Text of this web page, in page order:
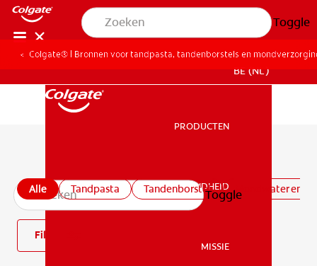
Toggle
MONDGEZONDHEID
BE (NL)
PRODUCTEN
MONDGEZONDHEID
MISSIE
Toggle
Colgate® | Bronnen voor tandpasta, tandenborstels en
Alle Tandpasta Tandenborstel Mondwater en -
Filter